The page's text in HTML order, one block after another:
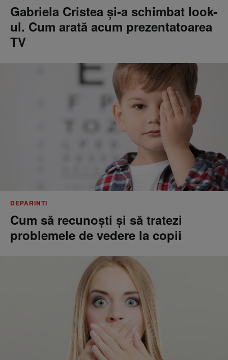
Gabriela Cristea și-a schimbat look-
ul. Cum arată acum prezentatoarea
TV
DEPARINTI
Cum să recunoști și să tratezi
problemele de vedere la copii